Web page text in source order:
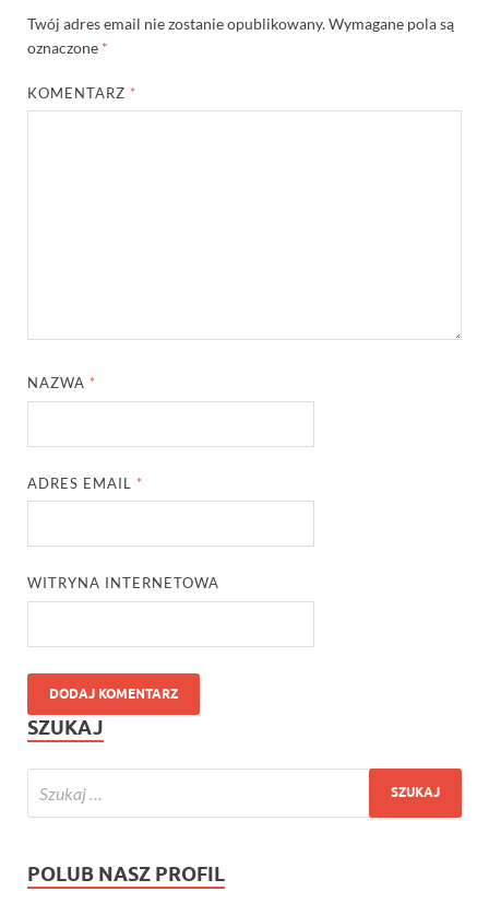
Twój adres email nie zostanie opublikowany.Wymagane pola są
oznaczone *
KOMENTARZ *
NAZWA *
ADRES EMAIL *
WITRYNA INTERNETOWA
SZUKAJ
POLUB NASZ PROFIL